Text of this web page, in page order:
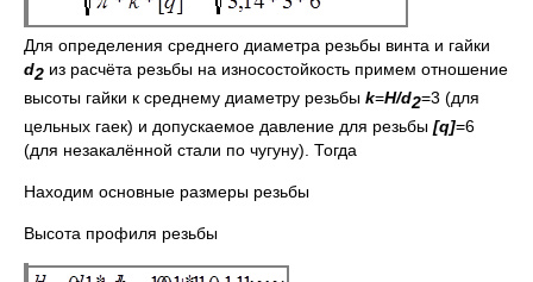
Для определения среднего диаметра резьбы винта и гайки
d2 из расчёта резьбы на износостойкость примем отношение
высоты гайки к среднему диаметру резьбы k=H/d2=3 (для
цельных гаек) и допускаемое давление для резьбы [q]=6
(для незакалённой стали по чугуну). Тогда
Находим основные размеры резьбы
Высота профиля резьбы